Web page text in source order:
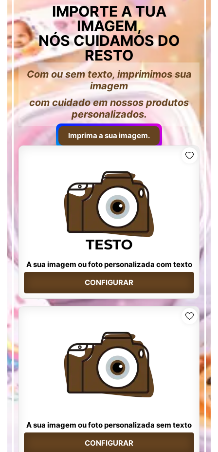
IMPORTE A TUA
IMAGEM,
NÓS CUIDAMOS DO
RESTO
Com ou sem texto, imprimimos sua
imagem
com cuidado em nossos produtos
personalizados.
Imprima a sua imagem.
A sua imagem ou foto personalizada com texto
CONFIGURAR
A sua imagem ou foto personalizada sem texto
CONFIGURAR